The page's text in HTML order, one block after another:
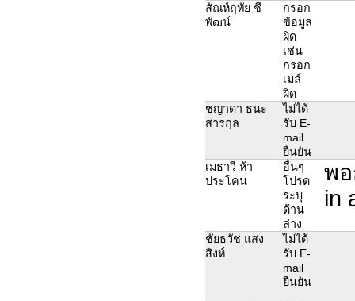
สัณห์ฤทัย ชี
พัฒน์
กรอก
ข้อมูล
ผิด
เช่น
กรอก
เมล์
ผิด
ชญาดา ธนะ
สารกุล
ไม่ได้
รับ E-
mail
ยืนยัน
เมธาวี ห้า
ประโคน
อื่นๆ
โปรด
ระบุ
ด้าน
ล่าง
พ
in
ชัยธวัช แสง
สิงห์
ไม่ได้
รับ E-
mail
ยืนยัน